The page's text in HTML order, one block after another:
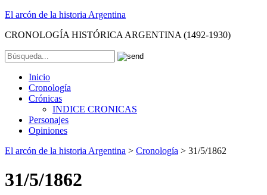
El arcón de la historia Argentina
CRONOLOGÍA HISTÓRICA ARGENTINA (1492-1930)
Inicio
Cronología
Crónicas
INDICE CRONICAS
Personajes
Opiniones
El arcón de la historia Argentina > Cronología > 31/5/1862
31/5/1862